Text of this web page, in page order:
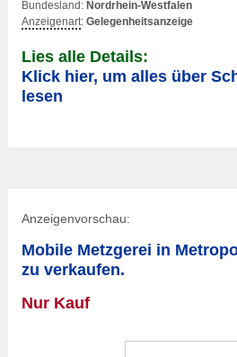
Bundesland: Nordrhein-Westfalen
Anzeigenart: Gelegenheitsanzeige
Lies alle Details:
Klick hier, um alles über
lesen
Anzeigenvorschau:
Mobile Metzgerei in
zu verkaufen.
Nur Kauf